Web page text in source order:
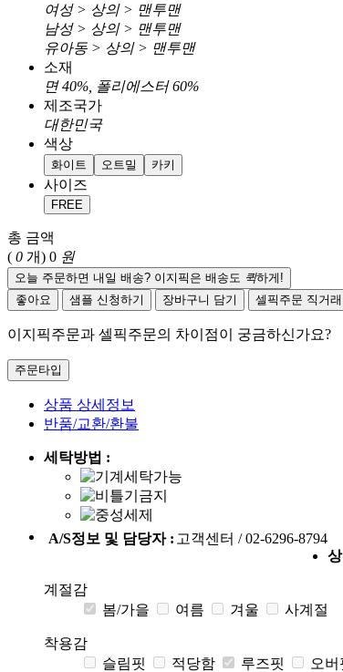
여성 > 상의 > 맨투맨
남성 > 상의 > 맨투맨
유아동 > 상의 > 맨투맨
소재
면 40%, 폴리에스터 60%
제조국가
대한민국
색상
화이트 오트밀 카키
사이즈
FREE
총 금액
( 0 개) 0 원
오늘 주문하면 내일 배송? 이지픽은 배송도 퀵하게!
좋아요
샘플 신청하기 장바구니 담기 셀픽주문 직거
이지픽주문과 셀픽주문의 차이점이 궁금하신가요?
주문타입
상품 상세정보
반품/교환/환불
세탁방법 :
A/S정보 및 담당자 : 고객센터 / 02-6296-8794
계절감
봄/가을
여름 겨울 사계절
착용감
슬림핏
적당함 루즈핏 오버